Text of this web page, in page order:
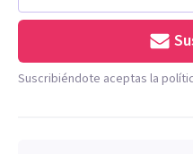
Suscribiéndote aceptas la